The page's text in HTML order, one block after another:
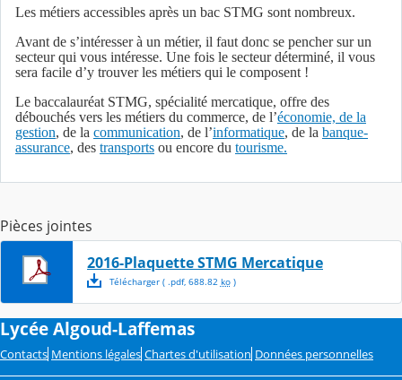
Les métiers accessibles après un bac STMG sont nombreux.
Avant de s’intéresser à un métier, il faut donc se pencher sur un
secteur qui vous intéresse. Une fois le secteur déterminé, il vous
sera facile d’y trouver les métiers qui le composent !
Le baccalauréat STMG, spécialité mercatique, offre des
débouchés vers les métiers du commerce, de l’économie, de la
gestion, de la communication, de l’informatique, de la banque-
assurance, des transports ou encore du tourisme.
Pièces jointes
2016-Plaquette STMG Mercatique
Télécharger( .pdf, 688.82 ko)
Lycée Algoud-Laffemas
Contacts Mentions légales Chartes d'utilisation Données personnelles